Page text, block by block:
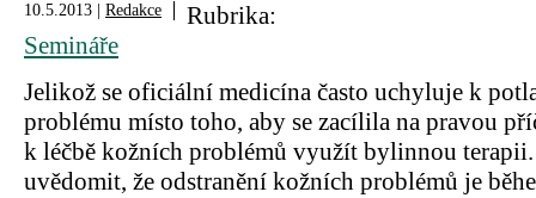
10.5.2013 | Redakce
Rubrika:
Semináře
Jelikož se oficiální medicína často uchyluje k
problému místo toho, aby se zacílila na pravou
k léčbě kožních problémů využít bylinnou
uvědomit, že odstranění kožních problémů je